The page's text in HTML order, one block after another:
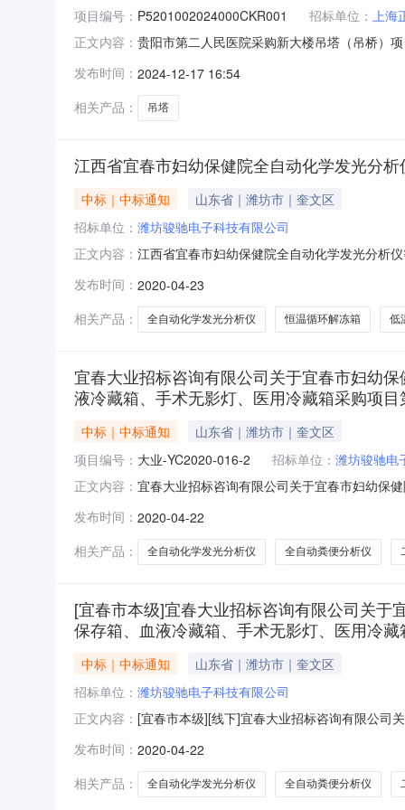
项目编号： P5201002024000CKR001 招标单位： 上
正文内容： 贵阳市第二人民医院采购新大楼吊塔（吊桥）
有限公司地址：浙江省杭州市桐庐县经济开发
求——第一节
发布时间： 2024-12-17 16:54
相关产品：
吊塔
江西省宜春市妇幼保健院全自动化学发光分
中标｜中标通知
山东省｜潍坊市｜奎文区
招标单位： 潍坊骏驰电子科技有限公司
正文内容： 江西省宜春市妇幼保健院全自动化学发光分析
采购。采购活动于2020年4月22日下午15：00
春市妇幼保健院二氧化碳培
发布时间： 2020-04-23
相关产品：
全自动化学发光分析仪 恒温循环解冻箱 低
宜春大业招标咨询有限公司关于宜春市妇幼
液冷藏箱、手术无影灯、医用冷藏箱采购项
中标｜中标通知
山东省｜潍坊市｜奎文区
项目编号： 大业-YC2020-016-2 招标单位： 潍坊骏驰电
正文内容： 宜春大业招标咨询有限公司关于宜春市妇幼保
全自动化学发光分析仪、全自动粪便分析仪、
YC2020-016
发布时间： 2020-04-22
相关产品：
全自动化学发光分析仪 全自动粪便分析仪
[宜春市本级]宜春大业招标咨询有限公司关于
保存箱、血液冷藏箱、手术无影灯、医用冷
中标｜中标通知
山东省｜潍坊市｜奎文区
招标单位： 潍坊骏驰电子科技有限公司
正文内容： [宜春市本级][线下]宜春大业招标咨询有限公司
全自动化学发光分析仪、全自动粪便分析仪、
发布时间： 2020-04-22
相关产品：
全自动化学发光分析仪 全自动粪便分析仪